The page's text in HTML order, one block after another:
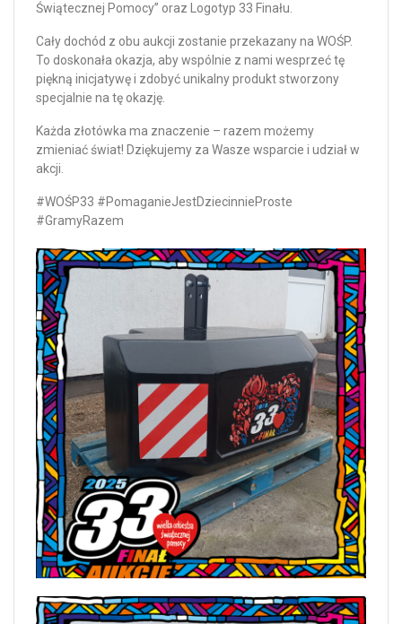
Świątecznej Pomocy” oraz Logotyp 33 Finału.
Cały dochód z obu aukcji zostanie przekazany na WOŚP.
To doskonała okazja, aby wspólnie z nami wesprzeć tę
piękną inicjatywę i zdobyć unikalny produkt stworzony
specjalnie na tę okazję.
Każda złotówka ma znaczenie – razem możemy
zmieniać świat! Dziękujemy za Wasze wsparcie i udział w
akcji.
#WOŚP33 #PomaganieJestDziecinnieProste
#GramyRazem